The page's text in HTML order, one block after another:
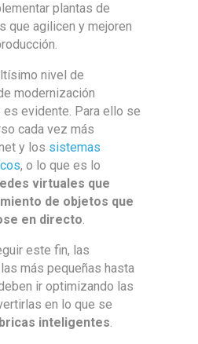
plantas de
que agilicen y mejoren
nivel de
modernización
evidente. Para ello se
cada vez más
y los sistemas
, o lo que es lo
virtuales que
de objetos que
en directo.
este fin, las
más pequeñas hasta
ir optimizando las
en lo que se
inteligentes.